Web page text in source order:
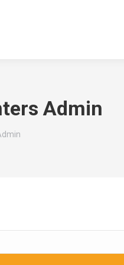
Admin